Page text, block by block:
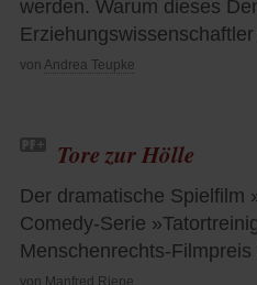
werden. Warum dieses
von Andrea Teupke
Tore zur Hölle
Der dramatische Spielfilm
Comedy-Serie
Menschenrechts-
von Manfred Riepe